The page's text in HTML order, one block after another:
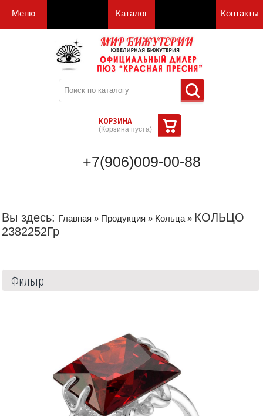
Меню Каталог Контакты
КОРЗИНА
(Корзина пуста)
+7(906)009-00-88
Вы здесь: Главная » Продукция » Кольца » КОЛЬЦО
2382252Гр
Фильтр